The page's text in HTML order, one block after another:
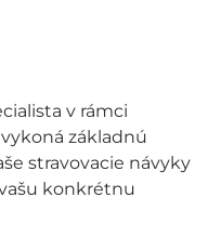
v rámci
základnú
stravovacie návyky
konkrétnu